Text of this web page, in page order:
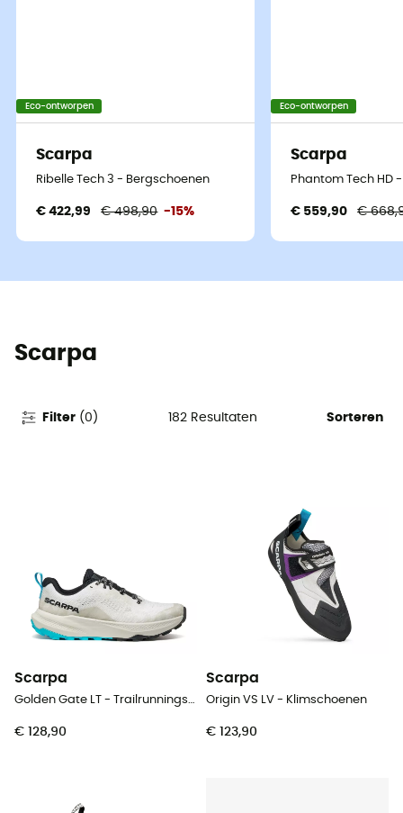
Eco-ontworpen
Scarpa
Ribelle Tech 3 - Bergschoenen
€ 422,99 € 498,90 -15%
Eco-ontworpen
Scarpa
Phantom Tech HD
€ 559,90 €
Scarpa
Filter (0 ) 182 Resultaten Sorteren
Scarpa
Golden Gate LT - Trailrunningschoenen - Heren
€ 128,90
Scarpa
Origin VS LV - Klimschoenen
€ 123,90